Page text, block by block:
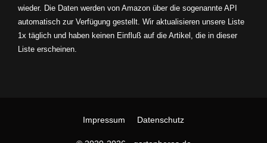
wieder. Die Daten werden von Amazon über die sogenannte API
automatisch zur Verfügung gestellt. Wir aktualisieren unsere Liste
1x täglich und haben keinen Einfluß auf die Artikel, die in dieser
Liste erscheinen.
Impressum Datenschutz